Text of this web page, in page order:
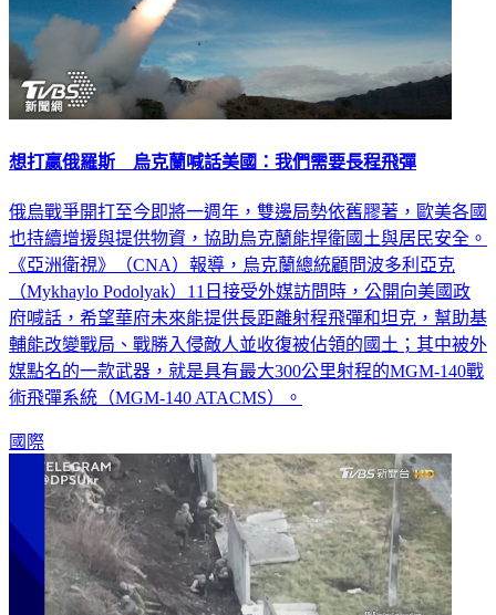
想打贏俄羅斯 烏克蘭喊話美國：我們需要長程飛彈
俄烏戰爭開打至今即將一週年，雙邊局勢依舊膠著，歐美各國
也持續增援與提供物資，協助烏克蘭能捍衛國土與居民安全。
《亞洲衛視》（CNA）報導，烏克蘭總統顧問波多利亞克
（Mykhaylo Podolyak）11日接受外媒訪問時，公開向美國政
府喊話，希望華府未來能提供長距離射程飛彈和坦克，幫助基
輔能改變戰局、戰勝入侵敵人並收復被佔領的國土；其中被外
媒點名的一款武器，就是具有最大300公里射程的MGM-140戰
術飛彈系統（MGM-140 ATACMS）。
國際